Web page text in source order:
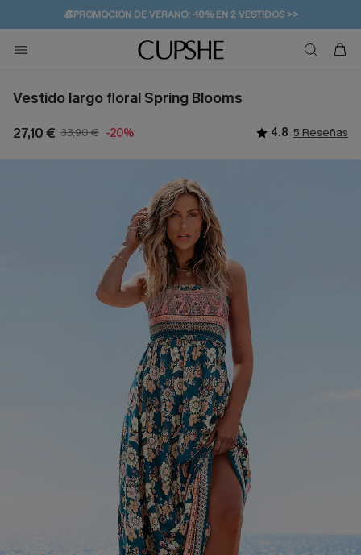
👒PROMOCIÓN DE VERANO:-10% EN 2 VESTIDOS>>
💌¡SUSCRIBIRSE & GANAR -10% EXTRA!
🚚ENVÍO GRATUITO A PARTIR DE 49 € >>
Vestido largo floral Spring Blooms
27,10 € 33,90 € -20% 4.8 5 Reseñas